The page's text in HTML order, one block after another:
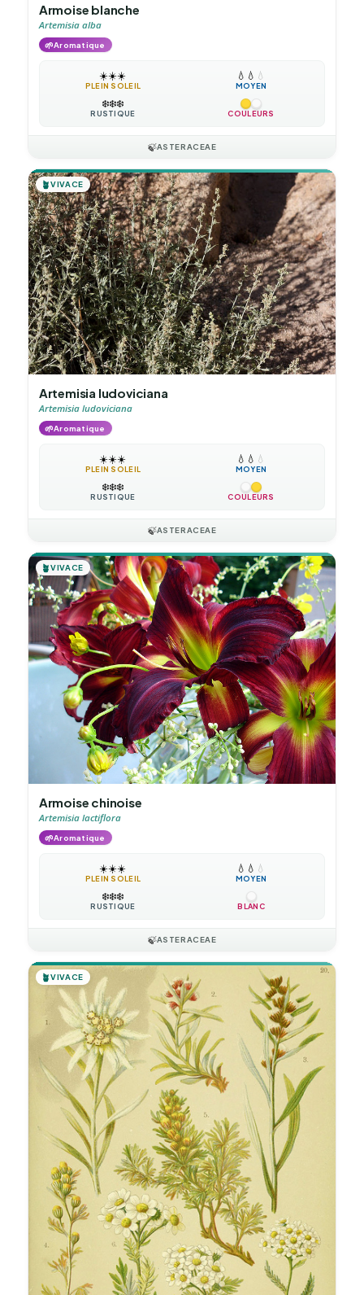
Armoise blanche
Artemisia alba
🌱Aromatique
☀️☀️☀️
PLEIN SOLEIL
💧 💧 💧
MOYEN
❄️❄️❄️
RUSTIQUE COULEURS
🍃ASTERACEAE
🪴VIVACE
Artemisia ludoviciana
Artemisia ludoviciana
🌱Aromatique
☀️☀️☀️
PLEIN SOLEIL
💧 💧 💧
MOYEN
❄️❄️❄️
RUSTIQUE COULEURS
🍃ASTERACEAE
🪴VIVACE
Armoise chinoise
Artemisia lactiflora
🌱Aromatique
☀️☀️☀️
PLEIN SOLEIL
💧 💧 💧
MOYEN
❄️❄️❄️
RUSTIQUE BLANC
🍃ASTERACEAE
🪴VIVACE